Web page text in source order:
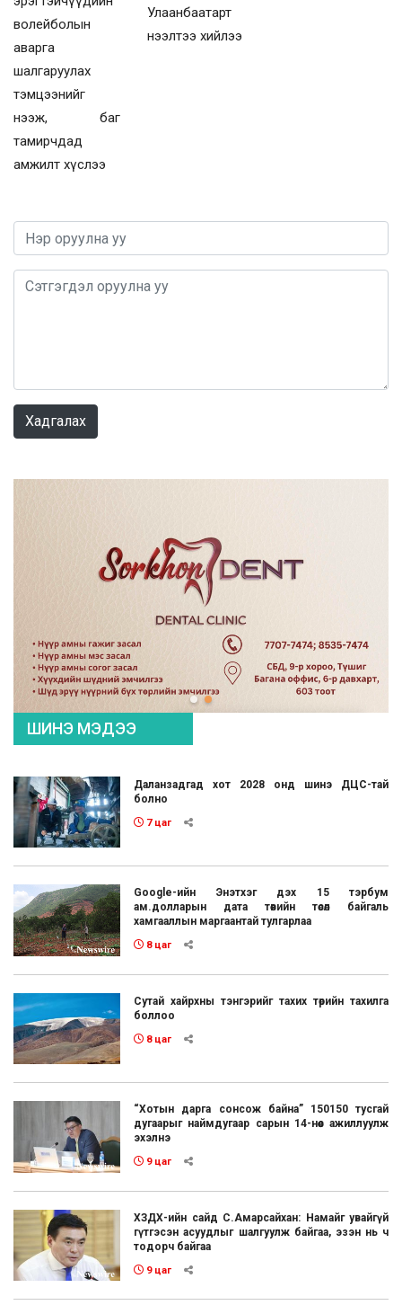
волейболын
аварга
шалгаруулах
тэмцээнийг
нээж, баг
тамирчдад
амжилт хүслээ
Улаанбаатарт
нээлтээ хийлээ
Хадгалах
ШИНЭ МЭДЭЭ
Даланзадгад хот 2028 онд шинэ ДЦС-тай
болно
7 цаг
Google-ийн Энэтхэг дэх 15 тэрбум
ам.долларын дата төвийн төсөл байгаль
хамгааллын маргаантай тулгарлаа
8 цаг
Сутай хайрхны тэнгэрийг тахих төрийн тахилга
боллоо
8 цаг
“Хотын дарга сонсож байна” 150150 тусгай
дугаарыг наймдугаар сарын 14-нөөс ажиллуулж
эхэлнэ
9 цаг
ХЗДХ-ийн сайд С.Амарсайхан: Намайг увайгүй
гүтгэсэн асуудлыг шалгуулж байгаа, эзэн нь ч
тодорч байгаа
9 цаг